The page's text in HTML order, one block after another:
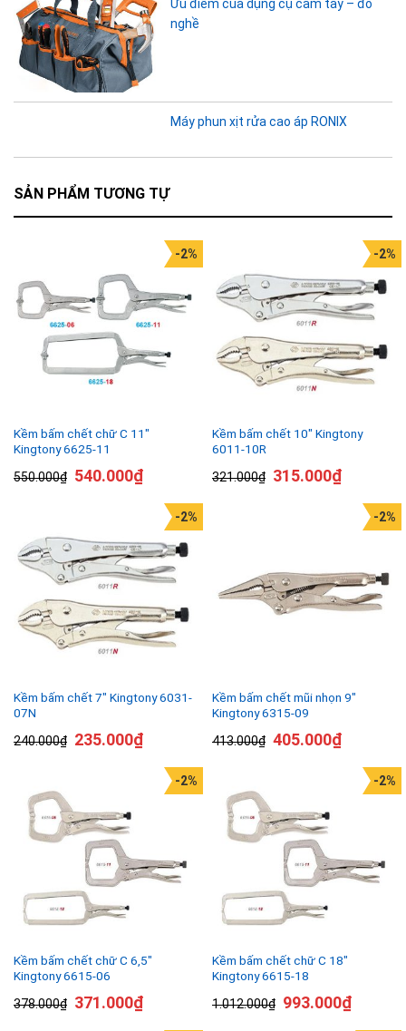
Ưu điểm của dụng cụ cầm tay – đồ
nghề
Máy phun xịt rửa cao áp RONIX
SẢN PHẨM TƯƠNG TỰ
Kềm bấm chết chữ C 11″
Kingtony 6625-11
550.000₫
-2%
540.000₫
Kềm bấm chết 10″ Kingtony
6011-10R
321.000₫
-2%
315.000₫
Kềm bấm chết 7″ Kingtony 6031-
07N
240.000₫
-2%
235.000₫
Kềm bấm chết mũi nhọn 9″
Kingtony 6315-09
413.000₫
-2%
405.000₫
Kềm bấm chết chữ C 6,5″
Kingtony 6615-06
378.000₫
-2%
371.000₫
Kềm bấm chết chữ C 18″
Kingtony 6615-18
1.012.000₫
-2%
993.000₫